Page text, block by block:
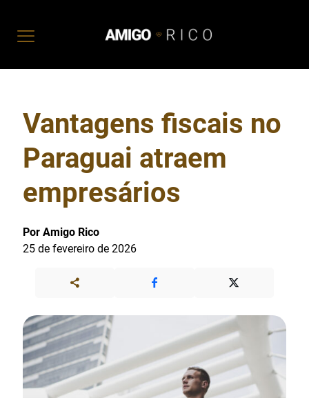
Vantagens fiscais no
Paraguai atraem
empresários
Por Amigo Rico
25 de fevereiro de 2026